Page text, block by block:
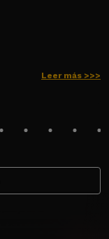
Leer más >>>